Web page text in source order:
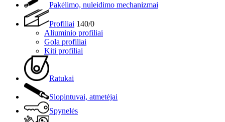
Pakėlimo, nuleidimo mechanizmai
Profiliai 140/0
Aliuminio profiliai
Gola profiliai
Kiti profiliai
Ratukai
Slopintuvai, atmetėjai
Spynelės